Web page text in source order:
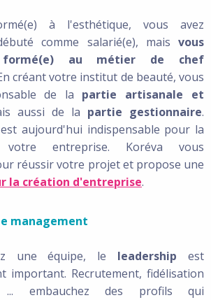
à l'esthétique, vous avez
comme salarié(e), mais vous
au métier de chef
créant votre institut de beauté, vous
de la partie artisanale et
aussi de la partie gestionnaire.
aujourd'hui indispensable pour la
entreprise. Koréva vous
réussir votre projet et propose une
la création d'entreprise.
management
une équipe, le leadership est
important. Recrutement, fidélisation
embauchez des profils qui